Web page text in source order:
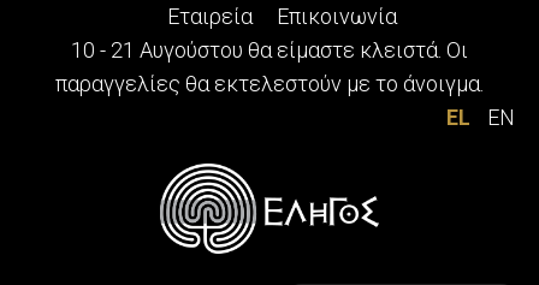
Εταιρεία
Επικοινωνία
10 - 21 Αυγούστου θα είμαστε κλειστά. Οι
παραγγελίες θα εκτελεστούν με το άνοιγμα.
EL
EN